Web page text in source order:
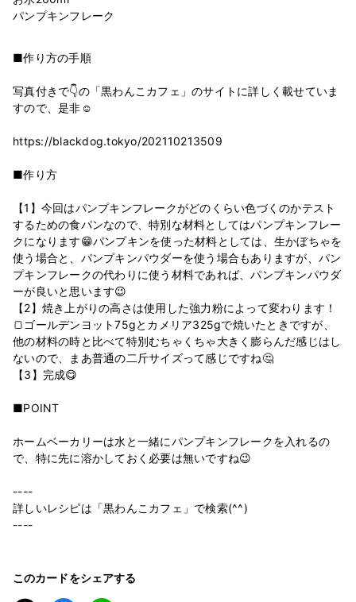
■作り方の手順
写真付きで👇の「黒わんこカフェ」のサイトに詳しく載せていま
すので、是非☺️
https://blackdog.tokyo/202110213509
■作り方
【1】今回はパンプキンフレークがどのくらい色づくのかテスト
するための食パンなので、特別な材料としてはパンプキンフレー
クになります😁パンプキンを使った材料としては、生かぼちゃを
使う場合と、パンプキンパウダーを使う場合もありますが、パン
プキンフレークの代わりに使う材料であれば、パンプキンパウダ
ーが良いと思います😉
【2】焼き上がりの高さは使用した強力粉によって変わります！
🍞ゴールデンヨット75gとカメリア325gで焼いたときですが、
他の材料の時と比べて特別むちゃくちゃ大きく膨らんだ感じはし
ないので、まあ普通の二斤サイズって感じですね🤔
【3】完成😋
■POINT
ホームベーカリーは水と一緒にパンプキンフレークを入れるの
で、特に先に溶かしておく必要は無いですね😉
----
詳しいレシピは「黒わんこカフェ」で検索(^^)
----
このカードをシェアする